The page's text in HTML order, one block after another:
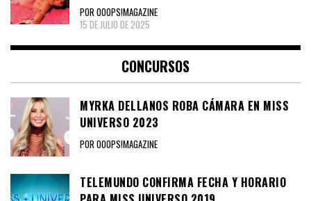
POR OOOPS!MAGAZINE
15 DE JULIO DE 2025
CONCURSOS
MYRKA DELLANOS ROBA CÁMARA EN MISS
UNIVERSO 2023
POR OOOPS!MAGAZINE
TELEMUNDO CONFIRMA FECHA Y HORARIO